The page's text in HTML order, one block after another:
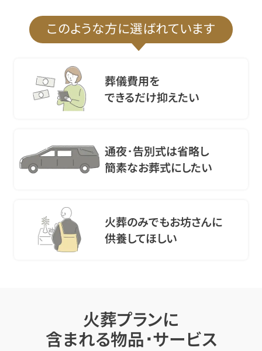
このような方に選ばれています
葬儀費用を
できるだけ抑えたい
通夜･告別式は省略し
簡素なお葬式にしたい
火葬のみでもお坊さんに
供養してほしい
火葬プランに
含まれる物品･サービス